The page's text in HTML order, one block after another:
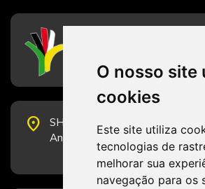
O nosso site
cookies
Este site utiliza
tecnologias de
melhorar sua
navegação para os
place
SHS Quadra 6, Bloco E,
Andar, Sala 2001 - CEP 70322-